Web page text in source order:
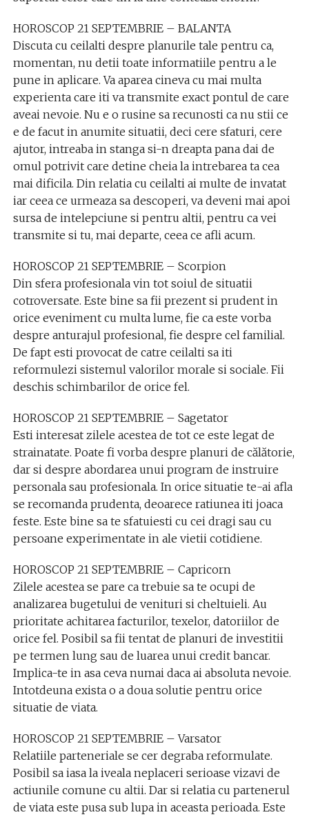
HOROSCOP 21 SEPTEMBRIE – BALANTA
Discuta cu ceilalti despre planurile tale pentru ca,
momentan, nu detii toate informatiile pentru a le
pune in aplicare. Va aparea cineva cu mai multa
experienta care iti va transmite exact pontul de care
aveai nevoie. Nu e o rusine sa recunosti ca nu stii ce
e de facut in anumite situatii, deci cere sfaturi, cere
ajutor, intreaba in stanga si-n dreapta pana dai de
omul potrivit care detine cheia la intrebarea ta cea
mai dificila. Din relatia cu ceilalti ai multe de invatat
iar ceea ce urmeaza sa descoperi, va deveni mai apoi
sursa de intelepciune si pentru altii, pentru ca vei
transmite si tu, mai departe, ceea ce afli acum.
HOROSCOP 21 SEPTEMBRIE – Scorpion
Din sfera profesionala vin tot soiul de situatii
cotroversate. Este bine sa fii prezent si prudent in
orice eveniment cu multa lume, fie ca este vorba
despre anturajul profesional, fie despre cel familial.
De fapt esti provocat de catre ceilalti sa iti
reformulezi sistemul valorilor morale si sociale. Fii
deschis schimbarilor de orice fel.
HOROSCOP 21 SEPTEMBRIE – Sagetator
Esti interesat zilele acestea de tot ce este legat de
strainatate. Poate fi vorba despre planuri de călătorie,
dar si despre abordarea unui program de instruire
personala sau profesionala. In orice situatie te-ai afla
se recomanda prudenta, deoarece ratiunea iti joaca
feste. Este bine sa te sfatuiesti cu cei dragi sau cu
persoane experimentate in ale vietii cotidiene.
HOROSCOP 21 SEPTEMBRIE – Capricorn
Zilele acestea se pare ca trebuie sa te ocupi de
analizarea bugetului de venituri si cheltuieli. Au
prioritate achitarea facturilor, texelor, datoriilor de
orice fel. Posibil sa fii tentat de planuri de investitii
pe termen lung sau de luarea unui credit bancar.
Implica-te in asa ceva numai daca ai absoluta nevoie.
Intotdeuna exista o a doua solutie pentru orice
situatie de viata.
HOROSCOP 21 SEPTEMBRIE – Varsator
Relatiile parteneriale se cer degraba reformulate.
Posibil sa iasa la iveala neplaceri serioase vizavi de
actiunile comune cu altii. Dar si relatia cu partenerul
de viata este pusa sub lupa in aceasta perioada. Este